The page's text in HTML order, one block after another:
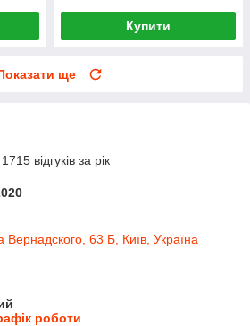
Купити
ще
відгуків за рік
Вернадского, 63 Б, Київ, Україна
роботи